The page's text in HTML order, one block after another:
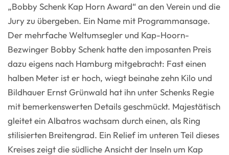
„Bobby Schenk Kap Horn Award“ an den Verein und die
Jury zu übergeben. Ein Name mit Programmansage.
Der mehrfache Weltumsegler und Kap-Hoorn-
Bezwinger Bobby Schenk hatte den imposanten Preis
dazu eigens nach Hamburg mitgebracht: Fast einen
halben Meter ist er hoch, wiegt beinahe zehn Kilo und
Bildhauer Ernst Grünwald hat ihn unter Schenks Regie
mit bemerkenswerten Details geschmückt. Majestätisch
gleitet ein Albatros wachsam durch einen, als Ring
stilisierten Breitengrad. Ein Relief im unteren Teil dieses
Kreises zeigt die südliche Ansicht der Inseln um Kap